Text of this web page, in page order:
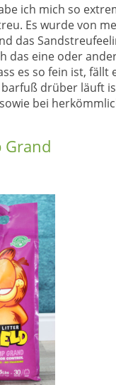
ich mich so
Es wurde von
das
das eine oder
es so fein ist, fällt
drüber läuft
bei
Grand